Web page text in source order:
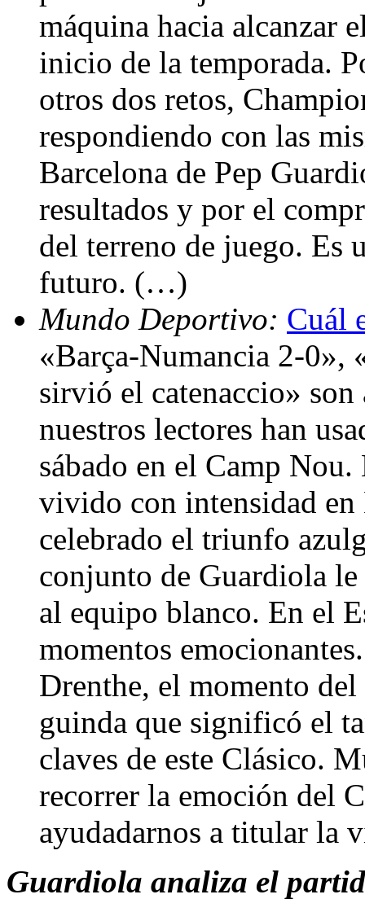
máquina hacia alcanzar
inicio de la temporada.
otros dos retos,
respondiendo con las
Barcelona de Pep
resultados y por el
del terreno de juego. Es
futuro. (…)
Mundo Deportivo: Cuál
«Barça-Numancia 2-0»,
sirvió el catenaccio»
nuestros lectores han
sábado en el Camp
vivido con intensidad
celebrado el triunfo
conjunto de Guardiola
al equipo blanco. En el
momentos
Drenthe, el momento
guinda que significó el
claves de este Clásico.
recorrer la emoción del
ayudadarnos a titular la
Guardiola analiza el